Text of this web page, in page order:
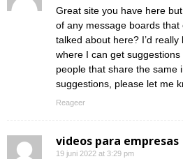
Great site you have here
of any message boards
talked about here? I’d
where I can get
people that share the same
suggestions, please let me
Reageer
videos para empresas
19 juni 2022 at 3:29 pm